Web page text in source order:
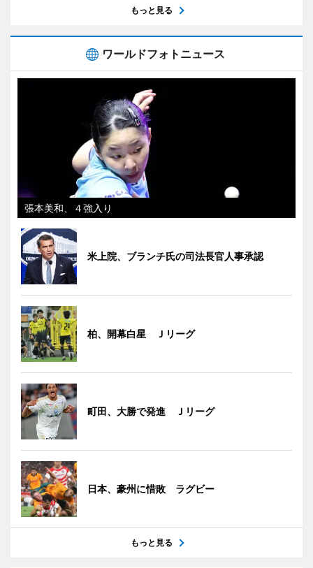
もっと見る
ワールドフォトニュース
張本美和、４強入り
米上院、ブランチ氏の司法長官人事承認
柏、開幕白星 Ｊリーグ
町田、大勝で発進 Ｊリーグ
日本、豪州に惜敗 ラグビー
もっと見る